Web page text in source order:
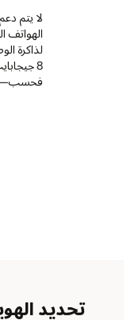
الهواتف
8
تحديد